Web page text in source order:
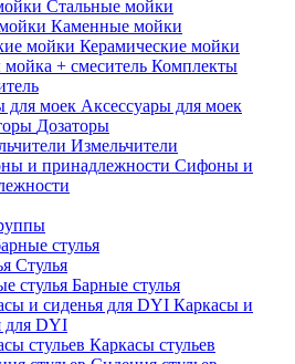
Стальные мойки
Каменные мойки
Керамические мойки
Комплекты
Аксессуары для моек
Дозаторы
Измельчители
Сифоны и
стулья
Стулья
Барные стулья
Каркасы и
для DYI
Каркасы стульев